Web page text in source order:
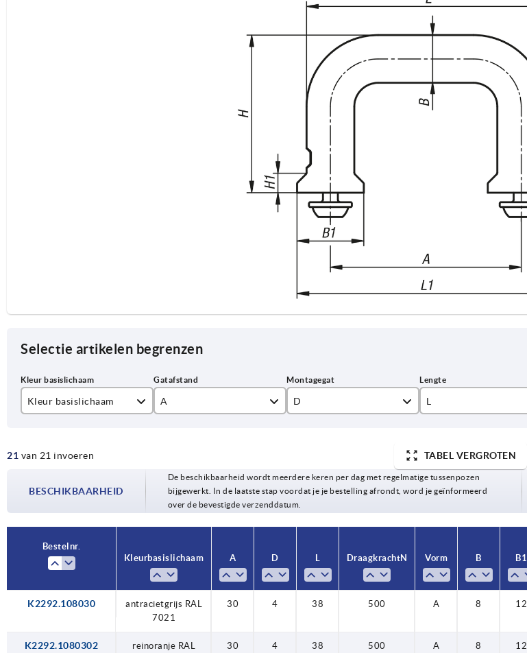
Selectie artikelen begrenzen
Kleur basislichaam
koolzaadgeel RAL 1021
reinoranje RAL 2004
verkeersblauw RAL 5017
verkeersrood RAL 3020
A D L
48
50
21 van 21 invoeren TABEL VERGROTEN
BESCHIKBAARHEID
De beschikbaarheid wordt meerdere keren per dag met regelmatige tussenpozen
bijgewerkt. In de laatste stap voordat je je bestelling afrondt, word je geïnformeerd
over de bevestigde verzenddatum.
Bestelnr.
Kleur basislichaam
A D L Draagkracht N Vorm B B1
K2292.108030
antracietgrijs RAL
7021
30 4 38 500 A 8 12
K2292.1080302
reinoranje RAL
30 4 38 500 A 8 12